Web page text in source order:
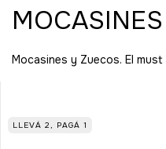
MOCASINES
Mocasines y Zuecos. El
LLEVÁ 2, PAGÁ 1